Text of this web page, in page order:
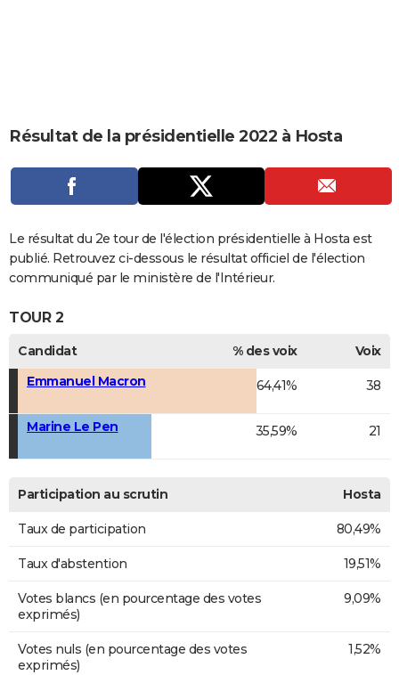
CARTE DE VOEUX
DICTIONNAIRE
Dictionnaire
Biographies
Expressions
Proverbes
PROGRAMME TV
COPAINS D'AVANT
Se connecter
Collèges
Universités
Entreprises
Service militaire
Avis de recherche
AVIS DE DÉCÈS
FORUM
Bricolage
Culture
Television
Voyage
Résultat de la présidentielle 2022 à Hosta
Le résultat du 2e tour de l'élection présidentielle à Hosta est
publié. Retrouvez ci-dessous le résultat officiel de l'élection
communiqué par le ministère de l'Intérieur.
TOUR 2
Candidat % des voix
Voix
Emmanuel Macron
64,41% 38
Marine Le Pen 35,59% 21
Participation au scrutin Hosta
Taux de participation 80,49%
Taux d'abstention 19,51%
Votes blancs (en pourcentage des votes
exprimés)
9,09%
Votes nuls (en pourcentage des votes
exprimés)
1,52%